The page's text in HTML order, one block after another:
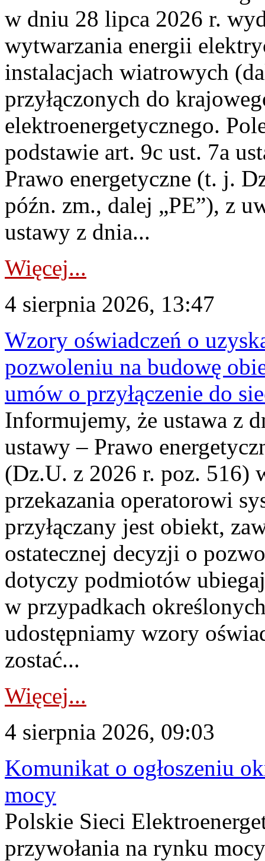
w dniu 28 lipca 2026 r.
wytwarzania energii
instalacjach wiatrowych
przyłączonych do
elektroenergetycznego.
podstawie art. 9c ust. 7a
Prawo energetyczne (t. j.
późn. zm., dalej „PE”), z
ustawy z dnia...
Więcej...
4 sierpnia 2026, 13:47
Wzory oświadczeń o
pozwoleniu na budowę
umów o przyłączenie do
Informujemy, że ustawa z
ustawy – Prawo
(Dz.U. z 2026 r. poz. 516)
przekazania operatorowi
przyłączany jest obiekt,
ostatecznej decyzji o
dotyczy podmiotów
w przypadkach
udostępniamy wzory
zostać...
Więcej...
4 sierpnia 2026, 09:03
Komunikat o ogłoszeniu
mocy
Polskie Sieci
przywołania na rynku